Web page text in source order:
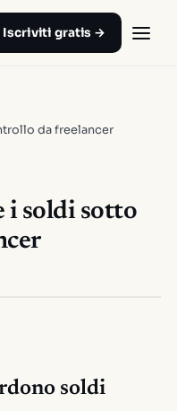
Iscriviti gratis →
da freelancer
i soldi sotto
soldi